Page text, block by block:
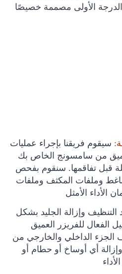
الأولى مصممة خصيصًا
سيقوم فريقنا بإجراء عمليات
من سامسونج الخاص بك
قبل تفاقمها. سنقوم بفحص
وملفات المكثف وملفات
التنظيف وإزالة الجليد بشكل
الفعال للفريزر العميق
الجزء الداخلي والخارجي من
أي أوساخ أو حطام أو